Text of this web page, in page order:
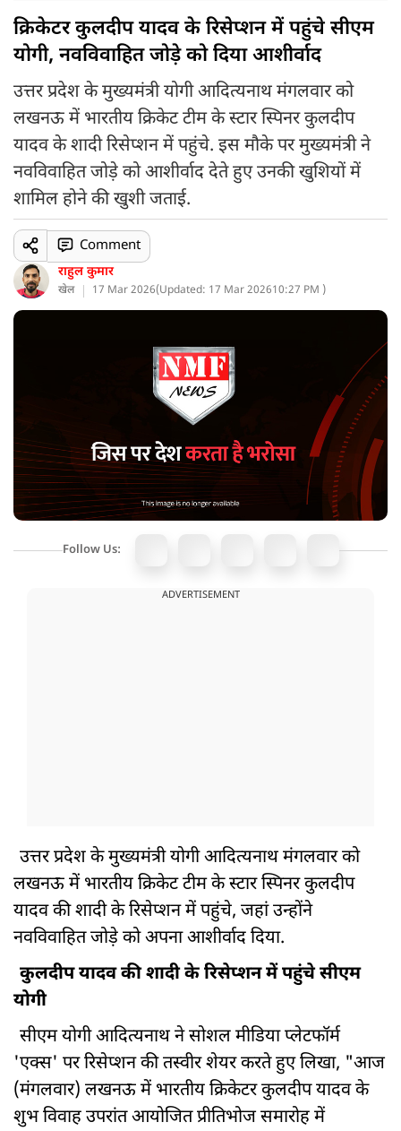
क्रिकेटर कुलदीप यादव के रिसेप्शन में पहुंचे सीएम
योगी, नवविवाहित जोड़े को दिया आशीर्वाद
उत्तर प्रदेश के मुख्यमंत्री योगी आदित्यनाथ मंगलवार को
लखनऊ में भारतीय क्रिकेट टीम के स्टार स्पिनर कुलदीप
यादव के शादी रिसेप्शन में पहुंचे. इस मौके पर मुख्यमंत्री ने
नवविवाहित जोड़े को आशीर्वाद देते हुए उनकी खुशियों में
शामिल होने की खुशी जताई.
राहुल कुमार
खेल 17 Mar 2026(Updated: 17 Mar 202610:27 PM )
Comment
Follow Us:
ADVERTISEMENT
उत्तर प्रदेश के मुख्यमंत्री योगी आदित्यनाथ मंगलवार को
लखनऊ में भारतीय क्रिकेट टीम के स्टार स्पिनर कुलदीप
यादव की शादी के रिसेप्शन में पहुंचे, जहां उन्होंने
नवविवाहित जोड़े को अपना आशीर्वाद दिया.
कुलदीप यादव की शादी के रिसेप्शन में पहुंचे सीएम
योगी
सीएम योगी आदित्यनाथ ने सोशल मीडिया प्लेटफॉर्म
'एक्स' पर रिसेप्शन की तस्वीर शेयर करते हुए लिखा, "आज
(मंगलवार) लखनऊ में भारतीय क्रिकेटर कुलदीप यादव के
शुभ विवाह उपरांत आयोजित प्रीतिभोज समारोह में